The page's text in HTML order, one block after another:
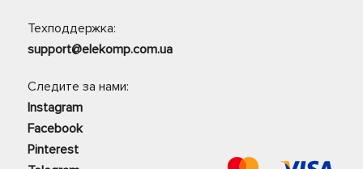
Техподдержка:
support@elekomp.com.ua
Следите за нами:
Instagram
Facebook
Pinterest